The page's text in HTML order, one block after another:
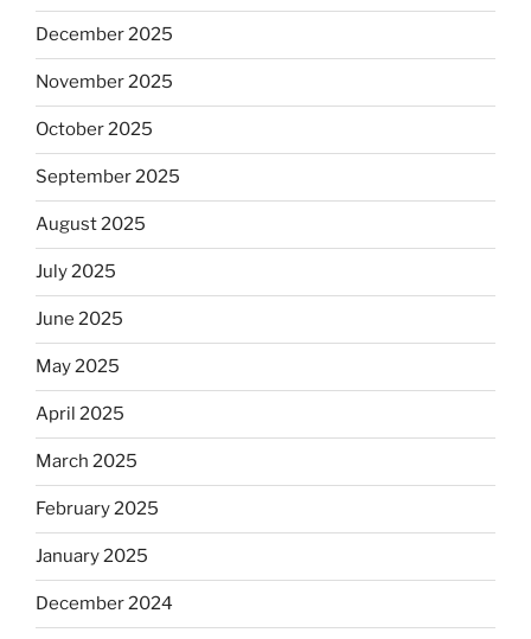
December 2025
November 2025
October 2025
September 2025
August 2025
July 2025
June 2025
May 2025
April 2025
March 2025
February 2025
January 2025
December 2024